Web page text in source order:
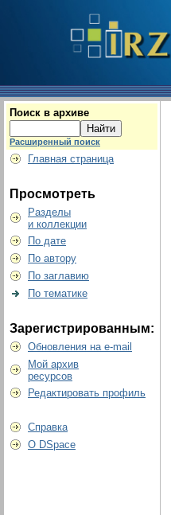
Поиск в архиве
Расширенный поиск
Главная страница
Просмотреть
Разделы
и коллекции
По дате
По автору
По заглавию
По тематике
Зарегистрированным:
Обновления на e-mail
Мой архив
ресурсов
Редактировать профиль
Справка
О DSpace